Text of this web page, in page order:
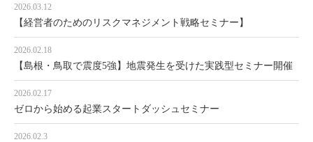
2026.03.12
【経営者のためのリスクマネジメント戦略セミナー】
2026.02.18
【島根・鳥取で震度5強】地震発生を受けた実践型セミナー開催
2026.02.17
ゼロから始める起業スタートダッシュセミナー
2026.02.3